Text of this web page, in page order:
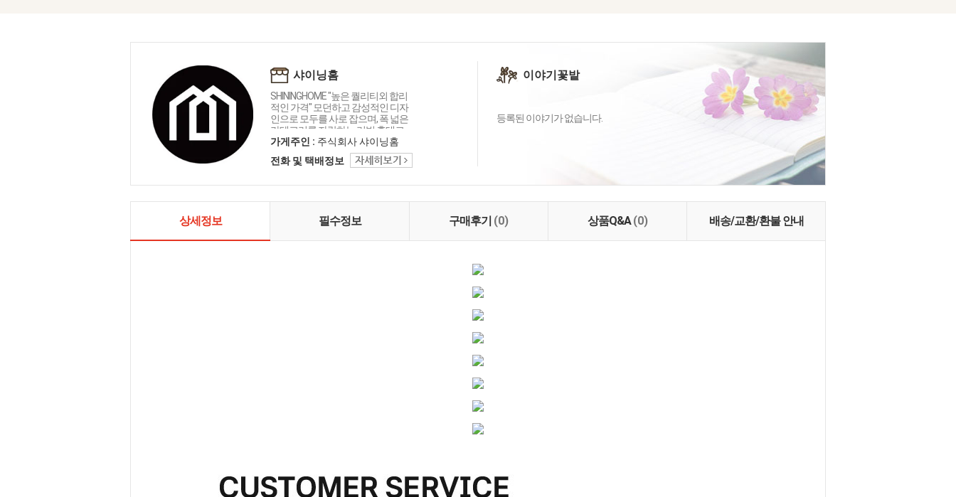
샤이닝홈
SHININGHOME "높은 퀄리티외 합리
적인 가격" 모던하고 감성적인 디자
인으로 모두를 사로 잡으며, 폭 넓은
카테고리를 자랑하는 리빙 홈데코
인테리어 샤이닝홈입니다.
가게주인 : 주식회사 샤이닝홈
전화 및 택배정보
이야기꽃밭
등록된 이야기가 없습니다.
상세정보 필수정보 구매후기 (0) 상품Q&A(0) 배송/교환/환불 안내